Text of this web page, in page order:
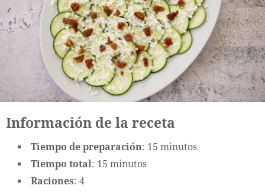
Información de la receta
Tiempo de preparación: 15 minutos
Tiempo total: 15 minutos
Raciones: 4